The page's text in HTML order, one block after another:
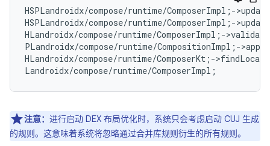
HSPLandroidx/compose/runtime/ComposerImpl ; ->
HSPLandroidx/compose/runtime/ComposerImpl ; ->
HLandroidx/compose/runtime/ComposerImpl ; ->
PLandroidx/compose/runtime/CompositionImpl ; ->
HLandroidx/compose/runtime/ComposerKt ; ->
Landroidx/compose/runtime/ComposerImpl ;
注意： 进行启动 DEX 布局优化时，系统只会考虑启动 CUJ 生成
的规则。这意味着系统将忽略通过合并库规则衍生的所有规则。